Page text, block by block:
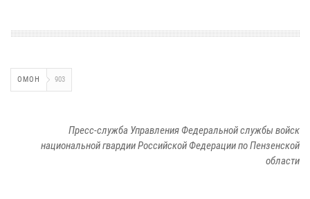
ОМОН 903
Пресс-служба Управления Федеральной службы войск
национальной гвардии Российской Федерации по Пензенской
области